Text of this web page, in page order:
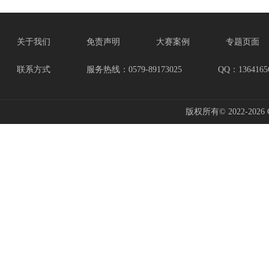
关于我们 免责声明 大赛案例 专题页面
联系方式 服务热线：0579-89173025 QQ：
版权所有© 2022-2026